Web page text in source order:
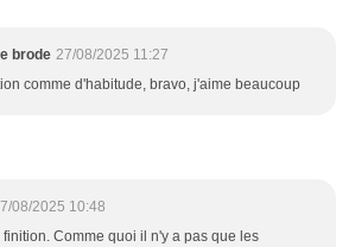
brode 27/08/2025 11:27
comme d'habitude, bravo, j'aime beaucoup
08/2025 10:48
finition. Comme quoi il n'y a pas que les